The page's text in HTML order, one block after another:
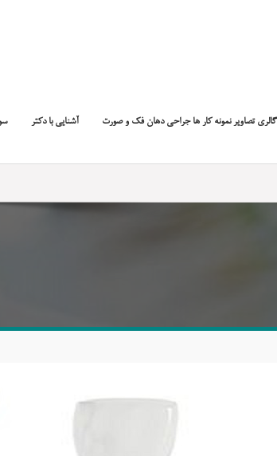
گالری تصاویر نمونه کار ها جراحی دهان فک و صورت آشنایی با دکتر